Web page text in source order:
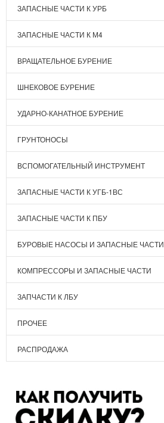
ЗАПАСНЫЕ ЧАСТИ К УРБ
ЗАПАСНЫЕ ЧАСТИ К М4
ВРАЩАТЕЛЬНОЕ БУРЕНИЕ
ШНЕКОВОЕ БУРЕНИЕ
УДАРНО-КАНАТНОЕ БУРЕНИЕ
ГРУНТОНОСЫ
ВСПОМОГАТЕЛЬНЫЙ ИНСТРУМЕНТ
ЗАПАСНЫЕ ЧАСТИ К УГБ-1ВС
ЗАПАСНЫЕ ЧАСТИ К ПБУ
БУРОВЫЕ НАСОСЫ И ЗАПАСНЫЕ ЧАСТИ
КОМПРЕССОРЫ И ЗАПАСНЫЕ ЧАСТИ
ЗАПЧАСТИ К ЛБУ
ПРОЧЕЕ
РАСПРОДАЖА